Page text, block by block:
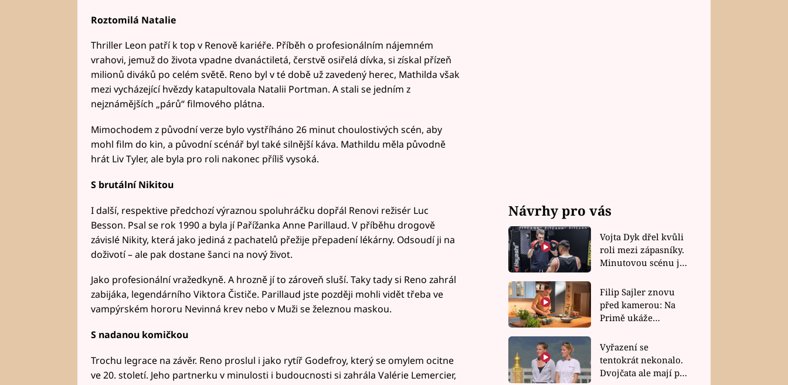
Roztomilá Natalie
Thriller Leon patří k top v Renově kariéře. Příběh o profesionálním nájemném
vrahovi, jemuž do života vpadne dvanáctiletá, čerstvě osiřelá dívka, si získal přízeň
milionů diváků po celém světě. Reno byl v té době už zavedený herec, Mathilda však
mezi vycházející hvězdy katapultovala Natalii Portman. A stali se jedním z
nejznámějších „párů“ filmového plátna.
Mimochodem z původní verze bylo vystříháno 26 minut choulostivých scén, aby
mohl film do kin, a původní scénář byl také silnější káva. Mathildu měla původně
hrát Liv Tyler, ale byla pro roli nakonec příliš vysoká.
S brutální Nikitou
I další, respektive předchozí výraznou spoluhráčku dopřál Renovi režisér Luc
Besson. Psal se rok 1990 a byla jí Pařížanka Anne Parillaud. V příběhu drogově
závislé Nikity, která jako jediná z pachatelů přežije přepadení lékárny. Odsoudí ji na
doživotí – ale pak dostane šanci na nový život.
Jako profesionální vražedkyně. A hrozně jí to zároveň sluší. Taky tady si Reno zahrál
zabijáka, legendárního Viktora Čističe. Parillaud jste později mohli vidět třeba ve
vampýrském hororu Nevinná krev nebo v Muži se železnou maskou.
S nadanou komičkou
Trochu legrace na závěr. Reno proslul i jako rytíř Godefroy, který se omylem ocitne
ve 20. století. Jeho partnerku v minulosti i budoucnosti si zahrála Valérie Lemercier,
Návrhy pro vás
Vojta Dyk dřel kvůli
roli mezi zápasníky.
Minutovou scénu jel
Filip Sajler znovu
před kamerou: Na
Primě ukáže
rychlé recepty
Vyřazení se
tentokrát nekonalo.
Dvojčata ale mají po